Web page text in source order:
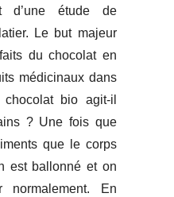
d’une étude de
Le but majeur
du chocolat en
médicinaux dans
bio agit-il
? Une fois que
que le corps
est ballonné et on
normalement. En